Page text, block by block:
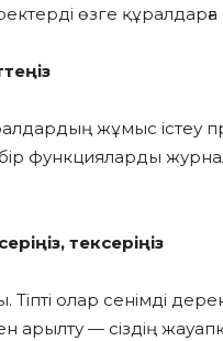
өзге
жұмыс істеу
функцияларды
тексеріңіз
олар сенімді
арылту — сіздің